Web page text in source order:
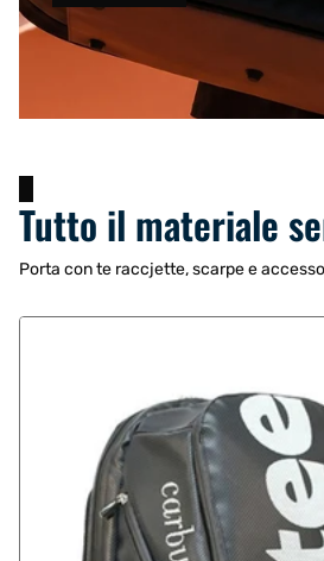
Tutto il materiale
Porta con te raccjette, scarpe e